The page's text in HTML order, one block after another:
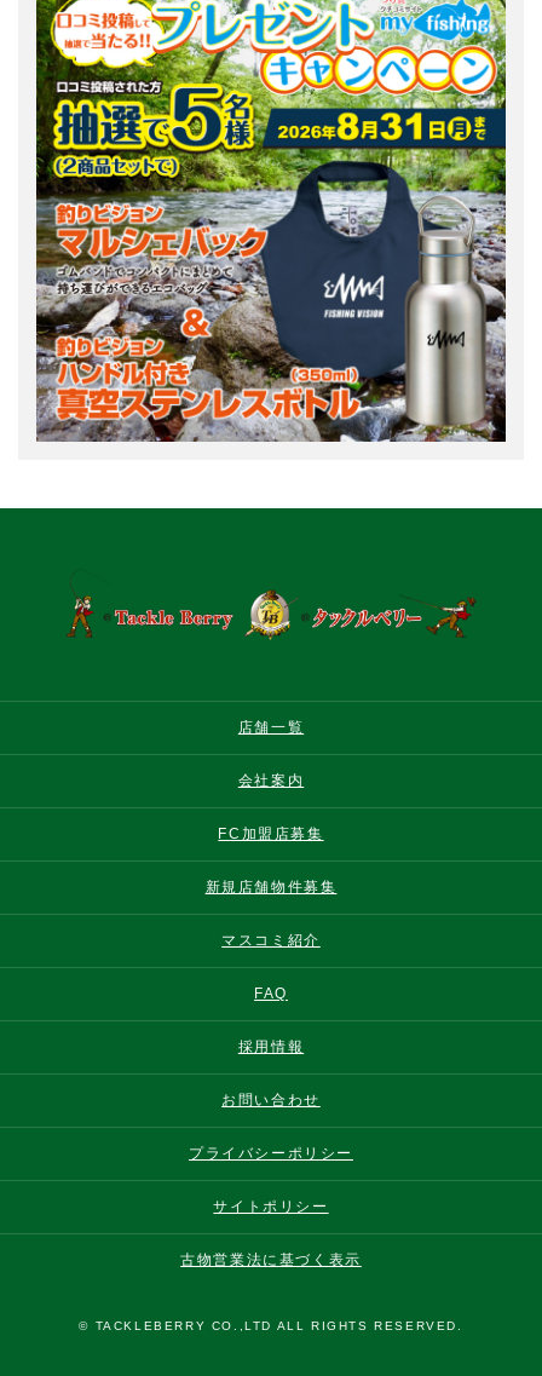
店舗一覧
会社案内
FC加盟店募集
新規店舗物件募集
マスコミ紹介
FAQ
採用情報
お問い合わせ
プライバシーポリシー
サイトポリシー
古物営業法に基づく表示
© TACKLEBERRY CO.,LTD ALL RIGHTS RESERVED.